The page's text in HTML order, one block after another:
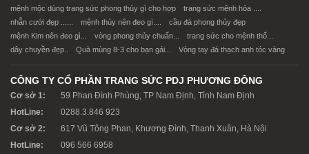
mệnh mộc dùng trang sức phong thủy gì cho hợp
trang sức mệnh hỏa ....
nhẫn cưới đẹp ......
mệnh thủy nên đeo gì....
cầu đá phong thủy đẹp
mệnh Kim nên đeo gì...
vòng phong thủy chuẩn...
trang sức cho mệnh thổ...
dây chuyền đẹp..
Quà mùng 8-3 cho bạn gái... Vòng tay đá thạch anh tóc vàng
CÔNG TY CỔ PHẦN TRANG SỨC PDJ PHƯƠNG ĐÔNG
Cơ sở 1:
59 Phan Đình Phùng, TP Nam Định, Tỉnh Nam Định
HotLine:
0288.3.846 923
Cơ sở 2:
617 Vũ Tông Phan, Khương Đình, Thanh Xuân, Hà Nội
HotLine:
096 566 6958